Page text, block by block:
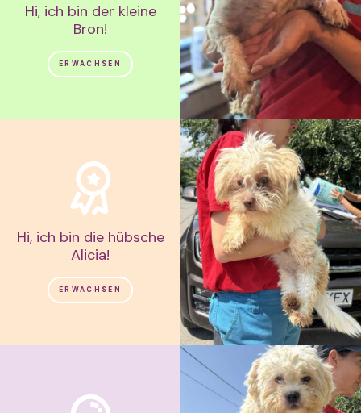
Hi, ich bin der kleine
Bron!
ERWACHSEN
Hi, ich bin die hübsche
Alicia!
ERWACHSEN